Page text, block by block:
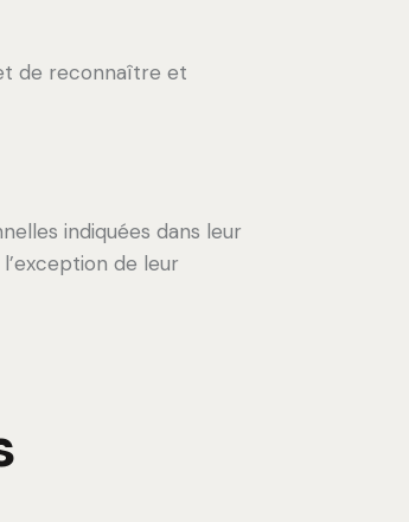
de reconnaître et
indiquées dans leur
de leur